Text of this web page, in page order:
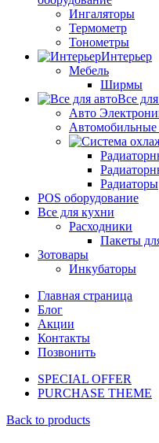
Ингаляторы
Термометр
Тонометры
Интерьер
Мебель
Ширмы
Все
Авто
Автомобильные
Радиаторы
POS оборудование
Все для кухни
Расходники
Пакеты
Зотовары
Инкубаторы
Главная страница
Блог
Акции
Контакты
Позвонить
SPECIAL OFFER
PURCHASE THEME
Back to products